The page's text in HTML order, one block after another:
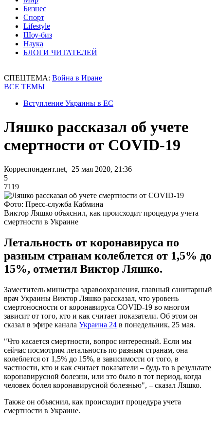
Бизнес
Спорт
Lifestyle
Шоу-биз
Наука
БЛОГИ ЧИТАТЕЛЕЙ
СПЕЦТЕМА: Война в Иране
ВСЕ ТЕМЫ
Вступление Украины в ЕС
Ляшко рассказал об учете
смертности от COVID-19
Корреспондент.net, 25 мая 2020, 21:36
5
7119
Фото: Пресс-служба Кабмина
Виктор Ляшко объяснил, как происходит процедура учета
смертности в Украине
Летальность от коронавируса по
разным странам колеблется от 1,5% до
15%, отметил Виктор Ляшко.
Заместитель министра здравоохранения, главный санитарный
врач Украины Виктор Ляшко рассказал, что уровень
смертоносности от коронавируса COVID-19 во многом
зависит от того, кто и как считает показатели. Об этом он
сказал в эфире канала Украина 24 в понедельник, 25 мая.
"Что касается смертности, вопрос интересный. Если мы
сейчас посмотрим летальность по разным странам, она
колеблется от 1,5% до 15%, в зависимости от того, в
частности, кто и как считает показатели – будь то в результате
коронавирусной болезни, или это было в тот период, когда
человек болел коронавирусной болезнью", – сказал Ляшко.
Также он объяснил, как происходит процедура учета
смертности в Украине.